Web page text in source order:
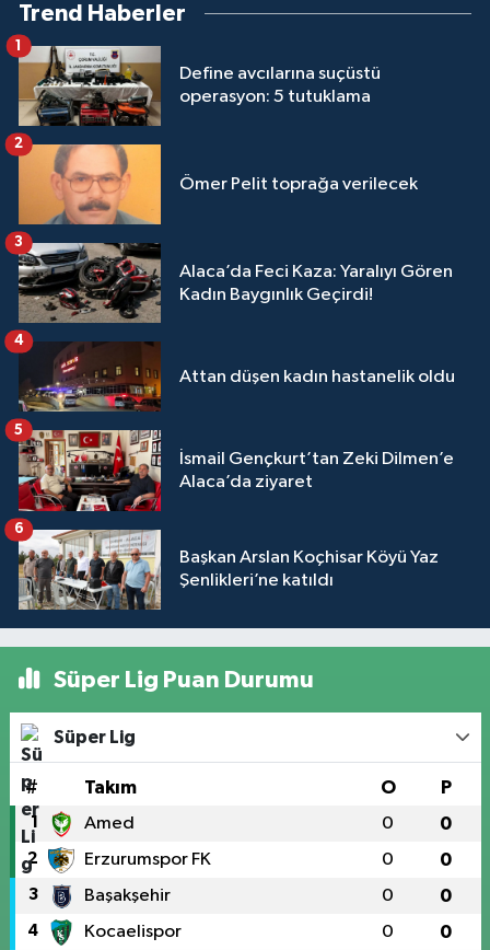
Trend Haberler
Define avcılarına suçüstü
operasyon: 5 tutuklama
1
Ömer Pelit toprağa verilecek
2
Alaca’da Feci Kaza: Yaralıyı Gören
Kadın Baygınlık Geçirdi!
3
Attan düşen kadın hastanelik oldu
4
İsmail Gençkurt’tan Zeki Dilmen’e
Alaca’da ziyaret
5
Başkan Arslan Koçhisar Köyü Yaz
Şenlikleri’ne katıldı
6
Süper Lig Puan Durumu
Süper Lig
# Takım O P
1 Amed 0 0
2 Erzurumspor FK 0 0
3 Başakşehir 0 0
4 Kocaelispor 0 0